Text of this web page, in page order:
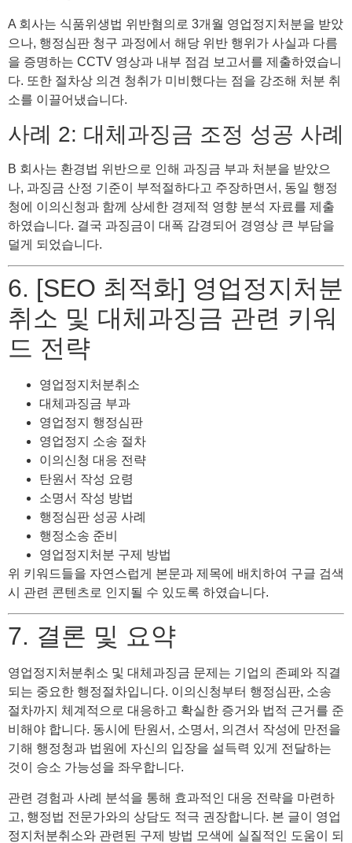
A 회사는 식품위생법 위반혐의로 3개월 영업정지처분을 받았
으나, 행정심판 청구 과정에서 해당 위반 행위가 사실과 다름
을 증명하는 CCTV 영상과 내부 점검 보고서를 제출하였습니
다. 또한 절차상 의견 청취가 미비했다는 점을 강조해 처분 취
소를 이끌어냈습니다.
사례 2: 대체과징금 조정 성공 사례
B 회사는 환경법 위반으로 인해 과징금 부과 처분을 받았으
나, 과징금 산정 기준이 부적절하다고 주장하면서, 동일 행정
청에 이의신청과 함께 상세한 경제적 영향 분석 자료를 제출
하였습니다. 결국 과징금이 대폭 감경되어 경영상 큰 부담을
덜게 되었습니다.
6. [SEO 최적화] 영업정지처분
취소 및 대체과징금 관련 키워
드 전략
영업정지처분취소
대체과징금 부과
영업정지 행정심판
영업정지 소송 절차
이의신청 대응 전략
탄원서 작성 요령
소명서 작성 방법
행정심판 성공 사례
행정소송 준비
영업정지처분 구제 방법
위 키워드들을 자연스럽게 본문과 제목에 배치하여 구글 검색
시 관련 콘텐츠로 인지될 수 있도록 하였습니다.
7. 결론 및 요약
영업정지처분취소 및 대체과징금 문제는 기업의 존폐와 직결
되는 중요한 행정절차입니다. 이의신청부터 행정심판, 소송
절차까지 체계적으로 대응하고 확실한 증거와 법적 근거를 준
비해야 합니다. 동시에 탄원서, 소명서, 의견서 작성에 만전을
기해 행정청과 법원에 자신의 입장을 설득력 있게 전달하는
것이 승소 가능성을 좌우합니다.
관련 경험과 사례 분석을 통해 효과적인 대응 전략을 마련하
고, 행정법 전문가와의 상담도 적극 권장합니다. 본 글이 영업
정지처분취소와 관련된 구제 방법 모색에 실질적인 도움이 되